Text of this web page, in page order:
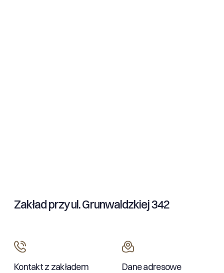
Zakład przy ul. Grunwaldzkiej 342
Kontakt z zakładem Dane adresowe